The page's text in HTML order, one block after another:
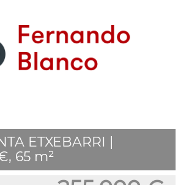
ETXEBARRI |
65 m²